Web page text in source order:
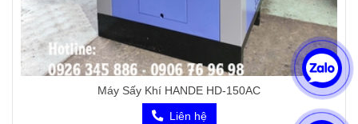
Máy Sấy Khí HANDE HD-150AC
Liên hệ